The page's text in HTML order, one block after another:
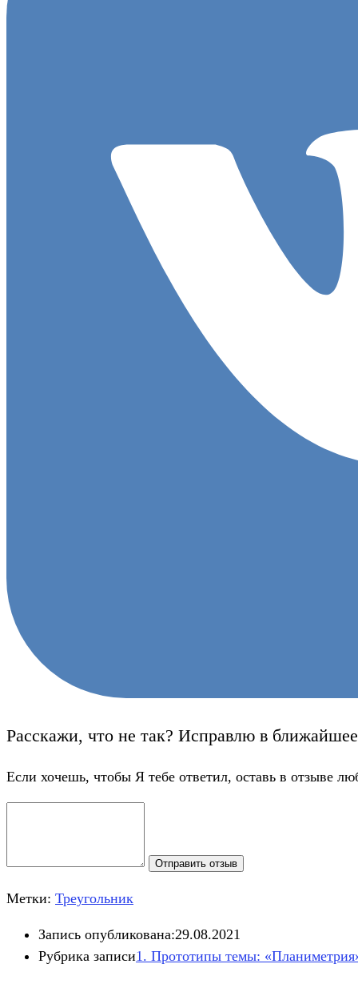
Расскажи, что не так? Исправлю в
Если хочешь, чтобы Я тебе ответил, оставь в отзыве
Отправить отзыв
Метки: Треугольник
Запись опубликована:29.08.2021
Рубрика записи1. Прототипы темы: